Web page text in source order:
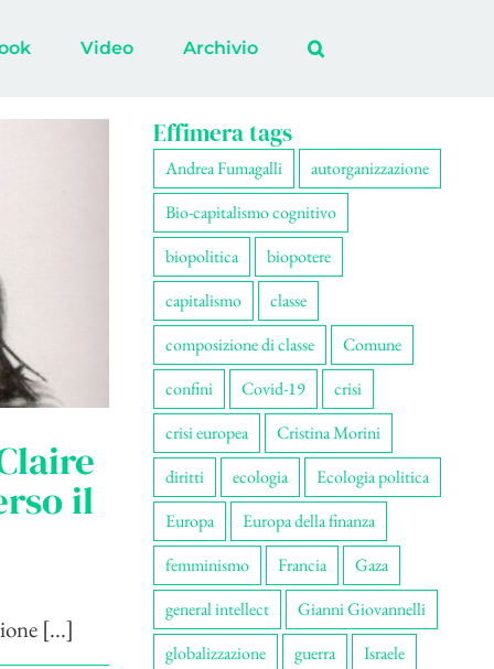
Video Archivio
il
[...]
Effimera tags
Andrea Fumagalli
autorganizzazione
Bio-capitalismo cognitivo
biopolitica
biopotere
capitalismo
classe
composizione di classe
Comune
confini
Covid-19
crisi
crisi europea
Cristina Morini
diritti
ecologia
Ecologia politica
Europa
Europa della finanza
femminismo
Francia
Gaza
general intellect
Gianni Giovannelli
globalizzazione
guerra
Israele